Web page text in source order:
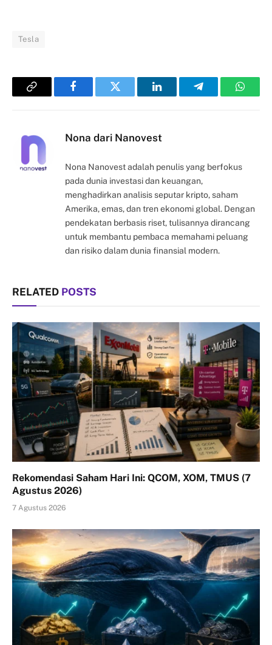
Tesla
Copy
FacebookTwitter LinkedInTelegram
Nona dari Nanovest
Nona Nanovest adalah penulis yang berfokus
pada dunia investasi dan keuangan,
menghadirkan analisis seputar kripto, saham
Amerika, emas, dan tren ekonomi global. Dengan
pendekatan berbasis riset, tulisannya dirancang
untuk membantu pembaca memahami peluang
dan risiko dalam dunia finansial modern.
RELATED POSTS
Rekomendasi Saham Hari Ini: QCOM, XOM, TMUS (7
Agustus 2026)
7 Agustus 2026